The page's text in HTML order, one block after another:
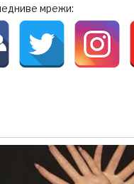
мрежи: